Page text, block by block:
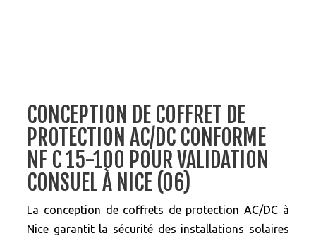
CONCEPTION DE COFFRET DE
PROTECTION AC/DC CONFORME
NF C 15-100 POUR VALIDATION
CONSUEL À NICE (06)
La conception de coffrets de protection AC/DC à
Nice garantit la sécurité des installations solaires